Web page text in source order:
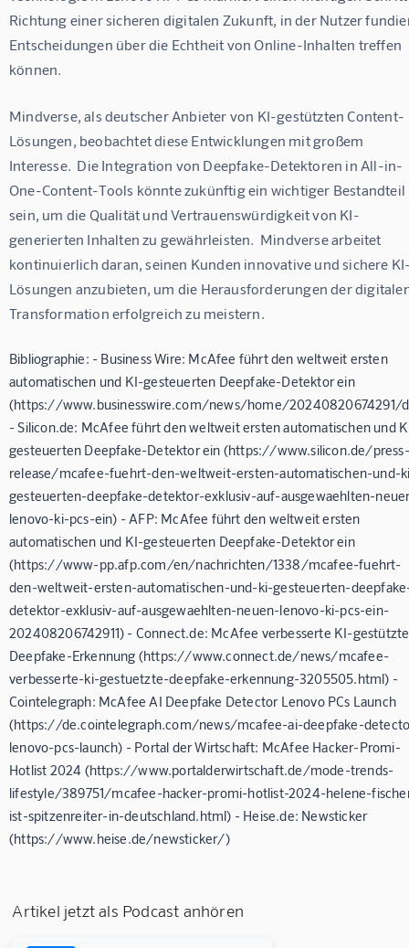
Richtung einer sicheren digitalen Zukunft, in der Nutzer
Entscheidungen über die Echtheit von Online-Inhalten treffen
können.
Mindverse, als deutscher Anbieter von KI-gestützten Content-
Lösungen, beobachtet diese Entwicklungen mit großem
Interesse.  Die Integration von Deepfake-Detektoren in All-in-
One-Content-Tools könnte zukünftig ein wichtiger Bestandteil
sein, um die Qualität und Vertrauenswürdigkeit von KI-
generierten Inhalten zu gewährleisten.  Mindverse arbeitet
kontinuierlich daran, seinen Kunden innovative und sichere
Lösungen anzubieten, um die Herausforderungen der
Transformation erfolgreich zu meistern.
Bibliographie: - Business Wire: McAfee führt den weltweit ersten
automatischen und KI-gesteuerten Deepfake-Detektor ein
(https://www.businesswire.com/news/home/20240820674291/
- Silicon.de: McAfee führt den weltweit ersten automatischen und
gesteuerten Deepfake-Detektor ein (https://www.silicon.de/press-
release/mcafee-fuehrt-den-weltweit-ersten-automatischen-und-
gesteuerten-deepfake-detektor-exklusiv-auf-ausgewaehlten-
lenovo-ki-pcs-ein) - AFP: McAfee führt den weltweit ersten
automatischen und KI-gesteuerten Deepfake-Detektor ein
(https://www-pp.afp.com/en/nachrichten/1338/mcafee-fuehrt-
den-weltweit-ersten-automatischen-und-ki-gesteuerten-
detektor-exklusiv-auf-ausgewaehlten-neuen-lenovo-ki-pcs-ein-
202408206742911) - Connect.de: McAfee verbesserte KI-gestützte
Deepfake-Erkennung (https://www.connect.de/news/mcafee-
verbesserte-ki-gestuetzte-deepfake-erkennung-3205505.html) -
Cointelegraph: McAfee AI Deepfake Detector Lenovo PCs Launch
(https://de.cointelegraph.com/news/mcafee-ai-deepfake-
lenovo-pcs-launch) - Portal der Wirtschaft: McAfee Hacker-Promi-
Hotlist 2024 (https://www.portalderwirtschaft.de/mode-trends-
lifestyle/389751/mcafee-hacker-promi-hotlist-2024-helene-
ist-spitzenreiter-in-deutschland.html) - Heise.de: Newsticker
(https://www.heise.de/newsticker/)
Artikel jetzt als Podcast anhören